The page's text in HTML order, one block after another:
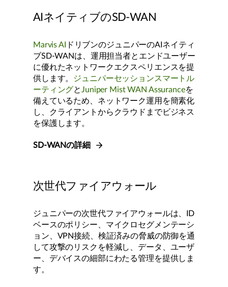
AIネイティブのSD-WAN
Marvis AI
ドリブンのジュニパーのAIネイティ
ブSD-WANは、運用担当者とエンドユーザー
に優れたネットワークエクスペリエンスを提
供します。
ジュニパーセッションスマートル
ーティングとJuniper Mist WAN Assuranceを
備えているため、ネットワーク運用を簡素化
し、クライアントからクラウドまでビジネス
を保護します。
SD-WANの詳細
次世代ファイアウォール
ジュニパーの次世代ファイアウォールは、ID
ベースのポリシー、マイクロセグメンテーシ
ョン、VPN接続、検証済みの脅威の防御を通
して攻撃のリスクを軽減し、データ、ユーザ
ー、デバイスの細部にわたる管理を提供しま
す。